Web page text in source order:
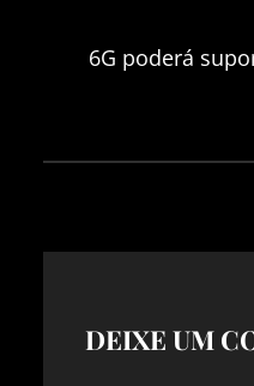
6G poderá
DEIXE UM